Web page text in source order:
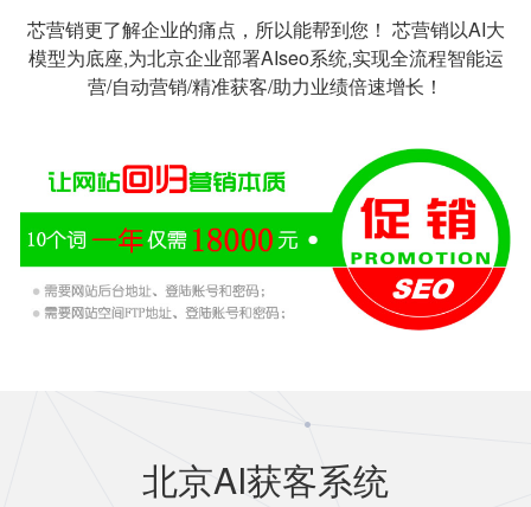
芯营销更了解企业的痛点，所以能帮到您！ 芯营销以AI大
模型为底座,为北京企业部署AIseo系统,实现全流程智能运
营/自动营销/精准获客/助力业绩倍速增长！
北京AI获客系统